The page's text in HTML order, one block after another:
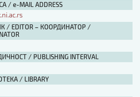
/ e-MAIL ADDRESS
/ EDITOR – КООРДИНАТОР /
/ PUBLISHING INTERVAL
/ LIBRARY